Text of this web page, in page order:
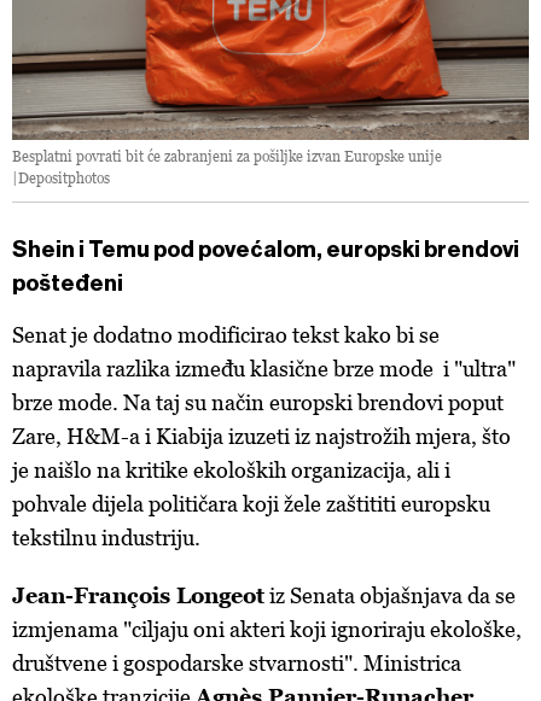
Besplatni povrati bit će zabranjeni za pošiljke izvan Europske unije
|Depositphotos
Shein i Temu pod povećalom, europski brendovi
pošteđeni
Senat je dodatno modificirao tekst kako bi se
napravila razlika između klasične brze mode i "ultra"
brze mode. Na taj su način europski brendovi poput
Zare, H&M-a i Kiabija izuzeti iz najstrožih mjera, što
je naišlo na kritike ekoloških organizacija, ali i
pohvale dijela političara koji žele zaštititi europsku
tekstilnu industriju.
Jean-François Longeotiz Senata objašnjava da se
izmjenama "ciljaju oni akteri koji ignoriraju ekološke,
društvene i gospodarske stvarnosti". Ministrica